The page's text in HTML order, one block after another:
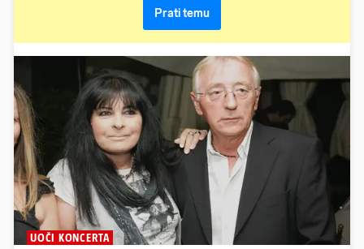
Prati temu
UOČI KONCERTA